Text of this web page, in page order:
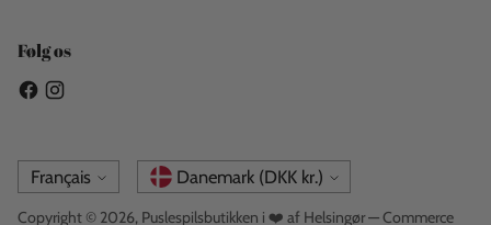
Følg os
Langue
Français Monnaie Danemark (DKK kr.)
Copyright © 2026, Puslespilsbutikken i ❤️ af Helsingør— Commerce